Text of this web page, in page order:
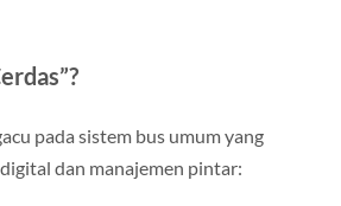
pada sistem bus umum yang
dan manajemen pintar: